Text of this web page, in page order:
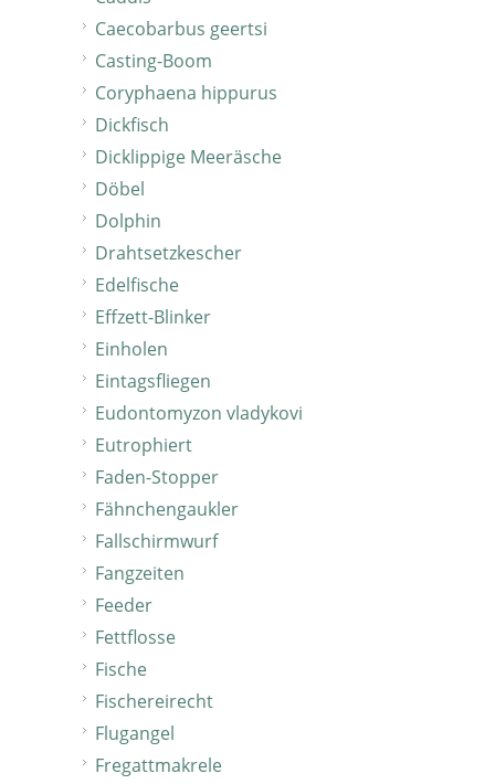
Caecobarbus geertsi
Casting-Boom
Coryphaena hippurus
Dickfisch
Dicklippige Meeräsche
Döbel
Dolphin
Drahtsetzkescher
Edelfische
Effzett-Blinker
Einholen
Eintagsfliegen
Eudontomyzon vladykovi
Eutrophiert
Faden-Stopper
Fähnchengaukler
Fallschirmwurf
Fangzeiten
Feeder
Fettflosse
Fische
Fischereirecht
Flugangel
Fregattmakrele